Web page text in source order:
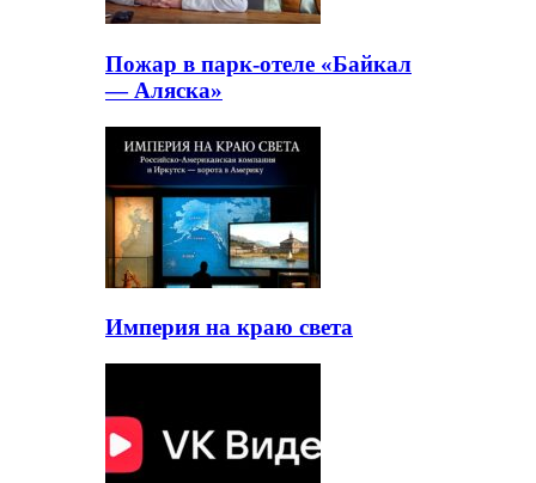
Пожар в парк-отеле «Байкал
— Аляска»
Империя на краю света